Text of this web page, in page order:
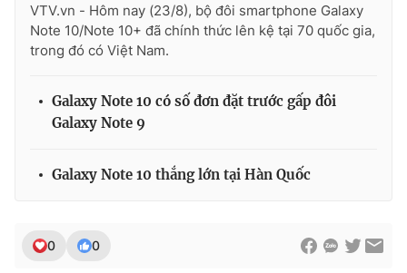
VTV.vn - Hôm nay (23/8), bộ đôi smartphone Galaxy
Note 10/Note 10+ đã chính thức lên kệ tại 70 quốc gia,
trong đó có Việt Nam.
Galaxy Note 10 có số đơn đặt trước gấp đôi
Galaxy Note 9
Galaxy Note 10 thắng lớn tại Hàn Quốc
0 0